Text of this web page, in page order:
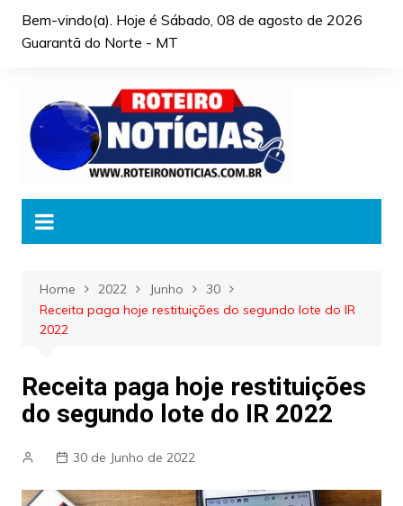
Bem-vindo(a). Hoje é Sábado, 08 de agosto de 2026
Guarantã do Norte - MT
Home 2022 Junho
30
Receita paga hoje restituições do segundo lote do IR
2022
Receita paga hoje restituições
do segundo lote do IR 2022
30 de Junho de 2022